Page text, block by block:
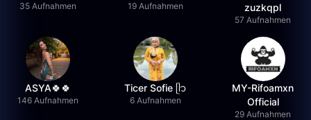
35 Aufnahmen 19 Aufnahmen
zuzkqpl
57 Aufnahmen
ASYA🍀🍀
146 Aufnahmen
Ticer Sofie ᥫ᭡
6 Aufnahmen
MY-Rifoamxn
Official
29 Aufnahmen